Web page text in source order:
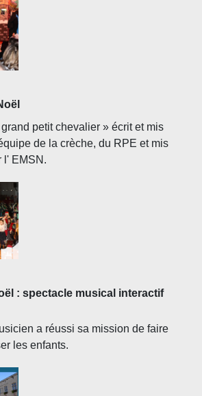
petit chevalier » écrit et mis
de la crèche, du RPE et mis
l' EMSN.
: spectacle musical interactif
a réussi sa mission de faire
les enfants.